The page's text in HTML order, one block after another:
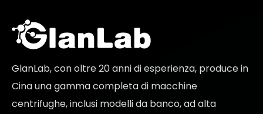
GlanLab, con oltre 20 anni di esperienza, produce in
Cina una gamma completa di macchine
centrifughe, inclusi modelli da banco, ad alta